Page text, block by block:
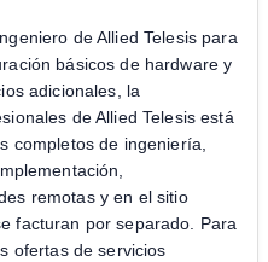
de Allied Telesis para
básicos de hardware y
adicionales, la
de Allied Telesis está
completos de ingeniería,
remotas y en el sitio
facturan por separado. Para
ofertas de servicios